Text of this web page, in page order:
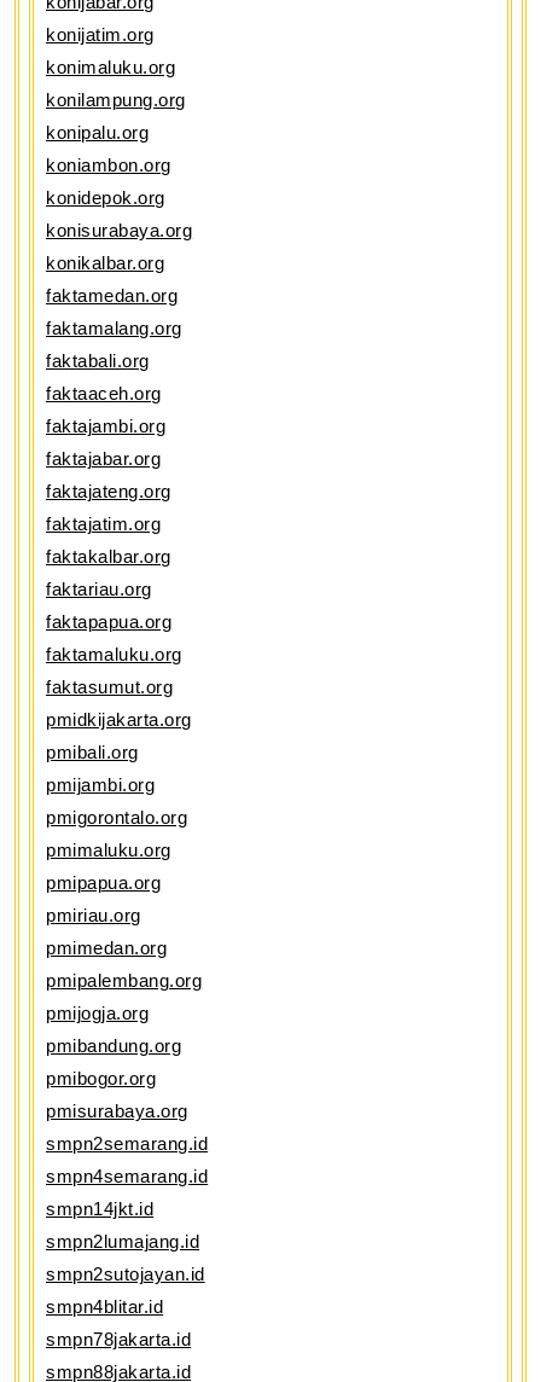
konijatim.org
konimaluku.org
konilampung.org
konipalu.org
koniambon.org
konidepok.org
konisurabaya.org
konikalbar.org
faktamedan.org
faktamalang.org
faktabali.org
faktaaceh.org
faktajambi.org
faktajabar.org
faktajateng.org
faktajatim.org
faktakalbar.org
faktariau.org
faktapapua.org
faktamaluku.org
faktasumut.org
pmidkijakarta.org
pmibali.org
pmijambi.org
pmigorontalo.org
pmimaluku.org
pmipapua.org
pmiriau.org
pmimedan.org
pmipalembang.org
pmijogja.org
pmibandung.org
pmibogor.org
pmisurabaya.org
smpn2semarang.id
smpn4semarang.id
smpn14jkt.id
smpn2lumajang.id
smpn2sutojayan.id
smpn4blitar.id
smpn78jakarta.id
smpn88jakarta.id